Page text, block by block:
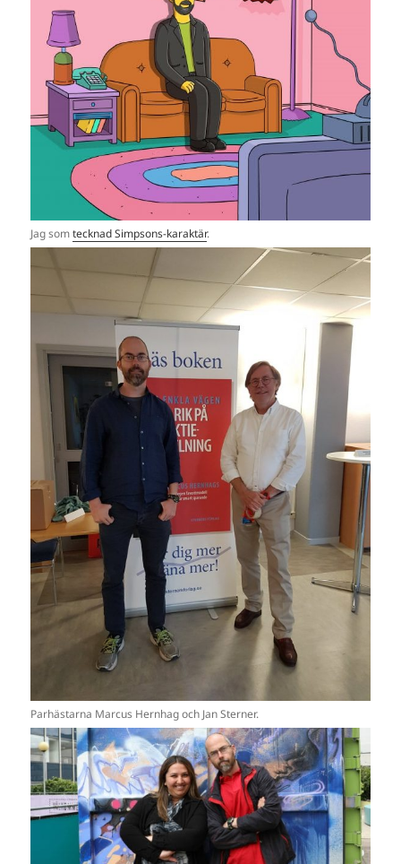
Jag somtecknad Simpsons-karaktär.
Parhästarna Marcus Hernhag och Jan Sterner.